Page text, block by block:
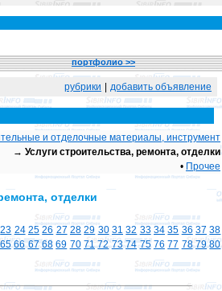
портфолио >>
рубрики добавить объявление
и отделочные материалы, инструмент
→ Услуги строительства, ремонта, отделки
• Прочее
отделки
23 24 25 26 27 28 29 30 31 32 33 34 35 36 37 38
65 66 67 68 69 70 71 72 73 74 75 76 77 78 79 80